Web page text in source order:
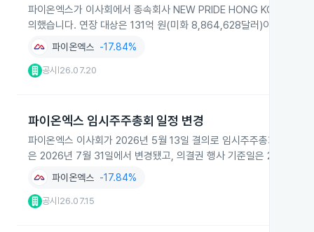
파이온엑스가 이사회에서 종속회사 NEW PRIDE HONG KONG
의했습니다. 연장 대상은 131억 원(미화 8,864,628달러)이며 이율
파이온엑스 -17.84%
공시 26.07.20
파이온엑스 임시주주총회 일정 변경
파이온엑스 이사회가 2026년 5월 13일 결의로 임시주주총회를
은 2026년 7월 31일에서 변경됐고, 의결권 행사 기준일은 2026년 5
파이온엑스 -17.84%
공시 26.07.15